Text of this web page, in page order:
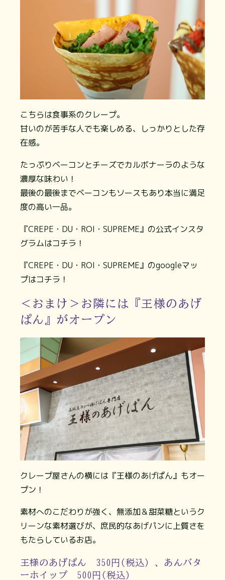
こちらは食事系のクレープ。
甘いのが苦手な人でも楽しめる、しっかりとした存
在感。
たっぷりベーコンとチーズでカルボナーラのような
濃厚な味わい！
最後の最後までベーコンもソースもあり本当に満足
度の高い一品。
『CREPE・DU・ROI・SUPREME』の公式インスタ
グラムはコチラ！
『CREPE・DU・ROI・SUPREME』のgoogleマッ
プはコチラ！
＜おまけ＞お隣には『王様のあげ
ぱん』がオープン
クレープ屋さんの横には『王様のあげぱん』もオー
プン！
素材へのこだわりが強く、無添加＆甜菜糖というク
リーンな素材選びが、庶民的なあげパンに上質さを
もたらしているお店。
王様のあげぱん 350円(税込) 、あんバタ
ーホイップ 500円(税込)